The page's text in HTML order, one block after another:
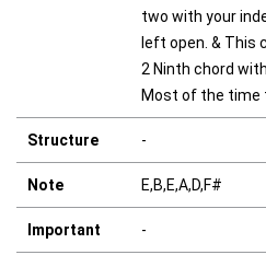
two with your
left open. & This
2 Ninth chord
Most of the time
Structure -
Note E,B,E,A,D,F#
Important -